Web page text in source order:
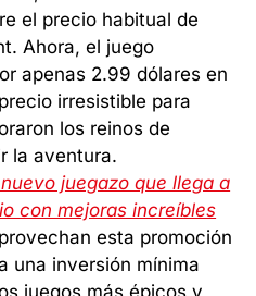
el precio habitual de
Ahora, el juego
apenas 2.99 dólares en
irresistible para
los reinos de
la aventura.
juegazo que llega a
con mejoras increíbles
esta promoción
una inversión mínima